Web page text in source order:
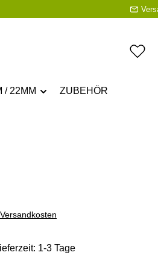
/ 22MM ZUBEHÖR
1-3 Tage